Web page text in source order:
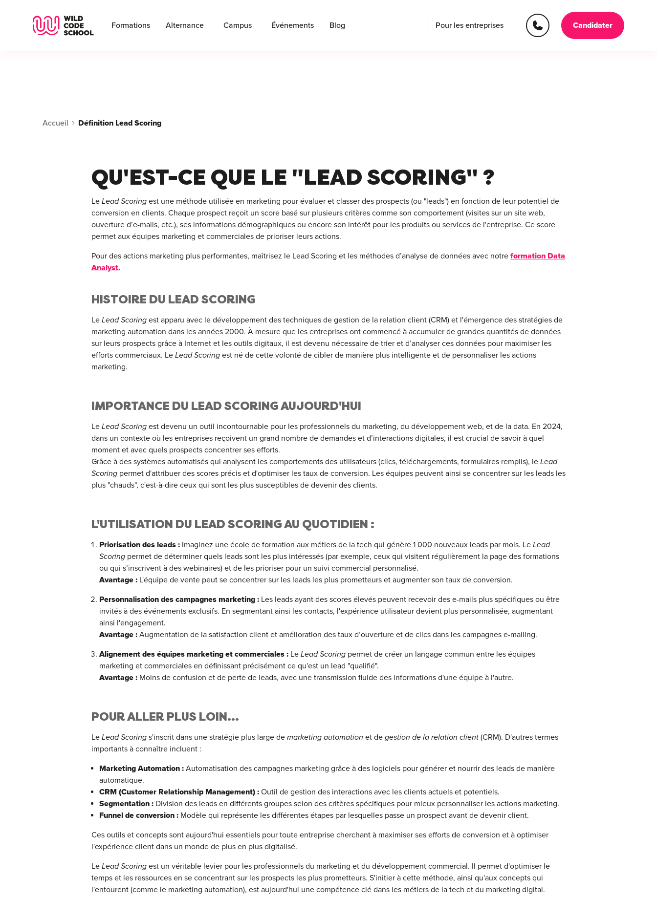
Wild Code School Header Logo
Formations Alternance Campus Événements Blog Pour les entreprises Candidater
Accueil Définition Lead Scoring
QU'EST-CE QUE LE "LEAD SCORING" ?
Le Lead Scoring est une méthode utilisée en marketing pour évaluer et classer des prospects (ou "leads") en fonction de leur potentiel de
conversion en clients. Chaque prospect reçoit un score basé sur plusieurs critères comme son comportement (visites sur un site web,
ouverture d’e-mails, etc.), ses informations démographiques ou encore son intérêt pour les produits ou services de l'entreprise. Ce score
permet aux équipes marketing et commerciales de prioriser leurs actions.
Pour des actions marketing plus performantes, maîtrisez le Lead Scoring et les méthodes d’analyse de données avec notre formation Data
Analyst.
HISTOIRE DU LEAD SCORING
Le Lead Scoring est apparu avec le développement des techniques de gestion de la relation client (CRM) et l'émergence des stratégies de
marketing automation dans les années 2000. À mesure que les entreprises ont commencé à accumuler de grandes quantités de données
sur leurs prospects grâce à Internet et les outils digitaux, il est devenu nécessaire de trier et d’analyser ces données pour maximiser les
efforts commerciaux. Le Lead Scoring est né de cette volonté de cibler de manière plus intelligente et de personnaliser les actions
marketing.
IMPORTANCE DU LEAD SCORING AUJOURD'HUI
Le Lead Scoring est devenu un outil incontournable pour les professionnels du marketing, du développement web, et de la data. En 2024,
dans un contexte où les entreprises reçoivent un grand nombre de demandes et d’interactions digitales, il est crucial de savoir à quel
moment et avec quels prospects concentrer ses efforts.
Grâce à des systèmes automatisés qui analysent les comportements des utilisateurs (clics, téléchargements, formulaires remplis), le Lead
Scoring permet d'attribuer des scores précis et d'optimiser les taux de conversion. Les équipes peuvent ainsi se concentrer sur les leads les
plus "chauds", c'est-à-dire ceux qui sont les plus susceptibles de devenir des clients.
L'UTILISATION DU LEAD SCORING AU QUOTIDIEN :
Priorisation des leads : Imaginez une école de formation aux métiers de la tech qui génère 1 000 nouveaux leads par mois. Le Lead
Scoring permet de déterminer quels leads sont les plus intéressés (par exemple, ceux qui visitent régulièrement la page des formations
ou qui s’inscrivent à des webinaires) et de les prioriser pour un suivi commercial personnalisé.
Avantage : L'équipe de vente peut se concentrer sur les leads les plus prometteurs et augmenter son taux de conversion.
Personnalisation des campagnes marketing : Les leads ayant des scores élevés peuvent recevoir des e-mails plus spécifiques ou être
invités à des événements exclusifs. En segmentant ainsi les contacts, l'expérience utilisateur devient plus personnalisée, augmentant
ainsi l'engagement.
Avantage : Augmentation de la satisfaction client et amélioration des taux d’ouverture et de clics dans les campagnes e-mailing.
Alignement des équipes marketing et commerciales : Le Lead Scoring permet de créer un langage commun entre les équipes
marketing et commerciales en définissant précisément ce qu'est un lead "qualifié".
Avantage : Moins de confusion et de perte de leads, avec une transmission fluide des informations d'une équipe à l'autre.
POUR ALLER PLUS LOIN...
Le Lead Scoring s'inscrit dans une stratégie plus large de marketing automation et de gestion de la relation client (CRM). D'autres termes
importants à connaître incluent :
Marketing Automation : Automatisation des campagnes marketing grâce à des logiciels pour générer et nourrir des leads de manière
automatique.
CRM (Customer Relationship Management) : Outil de gestion des interactions avec les clients actuels et potentiels.
Segmentation : Division des leads en différents groupes selon des critères spécifiques pour mieux personnaliser les actions marketing.
Funnel de conversion : Modèle qui représente les différentes étapes par lesquelles passe un prospect avant de devenir client.
Ces outils et concepts sont aujourd'hui essentiels pour toute entreprise cherchant à maximiser ses efforts de conversion et à optimiser
l'expérience client dans un monde de plus en plus digitalisé.
Le Lead Scoring est un véritable levier pour les professionnels du marketing et du développement commercial. Il permet d'optimiser le
temps et les ressources en se concentrant sur les prospects les plus prometteurs. S'initier à cette méthode, ainsi qu'aux concepts qui
l'entourent (comme le marketing automation), est aujourd'hui une compétence clé dans les métiers de la tech et du marketing digital.